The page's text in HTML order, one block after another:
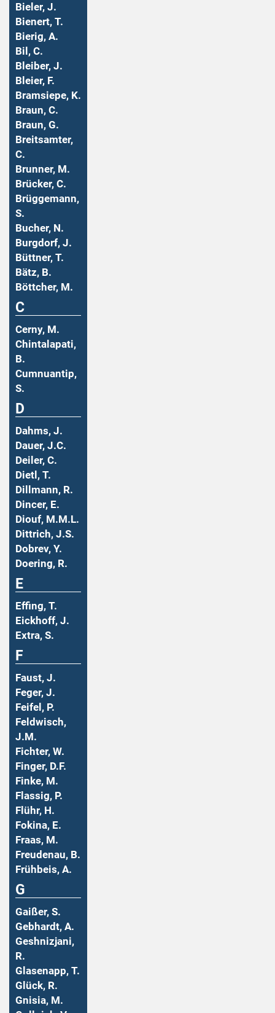
Bieler, J.
Bienert, T.
Bierig, A.
Bil, C.
Bleiber, J.
Bleier, F.
Bramsiepe, K.
Braun, C.
Braun, G.
Breitsamter,
C.
Brunner, M.
Brücker, C.
Brüggemann,
S.
Bucher, N.
Burgdorf, J.
Büttner, T.
Bätz, B.
Böttcher, M.
C
Cerny, M.
Chintalapati,
B.
Cumnuantip,
S.
D
Dahms, J.
Dauer, J.C.
Deiler, C.
Dietl, T.
Dillmann, R.
Dincer, E.
Diouf, M.M.L.
Dittrich, J.S.
Dobrev, Y.
Doering, R.
E
Effing, T.
Eickhoff, J.
Extra, S.
F
Faust, J.
Feger, J.
Feifel, P.
Feldwisch,
J.M.
Fichter, W.
Finger, D.F.
Finke, M.
Flassig, P.
Flühr, H.
Fokina, E.
Fraas, M.
Freudenau, B.
Frühbeis, A.
G
Gaißer, S.
Gebhardt, A.
Geshnizjani,
R.
Glasenapp, T.
Glück, R.
Gnisia, M.